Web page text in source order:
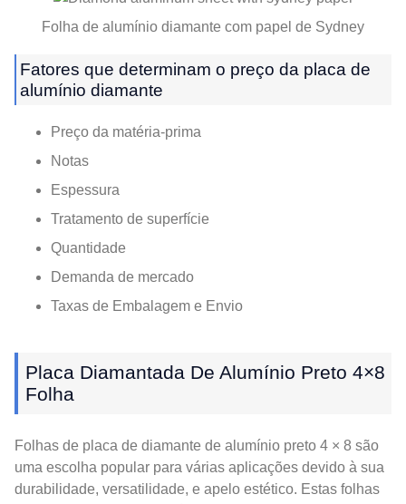
Folha de alumínio diamante com papel de Sydney
Fatores que determinam o preço da placa de
alumínio diamante
Preço da matéria-prima
Notas
Espessura
Tratamento de superfície
Quantidade
Demanda de mercado
Taxas de Embalagem e Envio
Placa Diamantada De Alumínio Preto 4×8
Folha
Folhas de placa de diamante de alumínio preto 4 × 8 são
uma escolha popular para várias aplicações devido à sua
durabilidade, versatilidade, e apelo estético. Estas folhas